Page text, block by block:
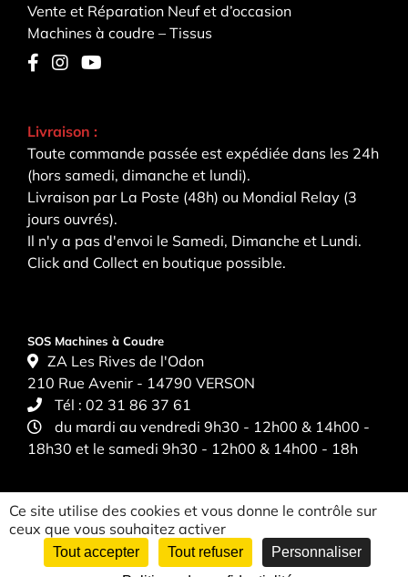
Vente et Réparation Neuf et d’occasion
Machines à coudre – Tissus
Livraison :
Toute commande passée est expédiée dans les 24h
(hors samedi, dimanche et lundi).
Livraison par La Poste (48h) ou Mondial Relay (3
jours ouvrés).
Il n'y a pas d'envoi le Samedi, Dimanche et Lundi.
Click and Collect en boutique possible.
SOS Machines à Coudre
ZA Les Rives de l'Odon
210 Rue Avenir - 14790 VERSON
Tél : 02 31 86 37 61
du mardi au vendredi 9h30 - 12h00 & 14h00 -
18h30 et le samedi 9h30 - 12h00 & 14h00 - 18h
CGV|Politique de confidentialité|Mentions légales| ©Mediapilote
Ce site utilise des cookies et vous donne le contrôle sur
ceux que vous souhaitez activer
Tout accepter Tout refuser
Personnaliser